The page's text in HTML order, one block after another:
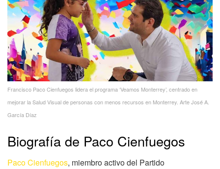
Francisco Paco Cienfuegos lidera el programa ‘Veamos Monterrey’, centrado en
mejorar la Salud Visual de personas con menos recursos en Monterrey. Arte José A.
García Díaz
Biografía de Paco Cienfuegos
Paco Cienfuegos, miembro activo del Partido